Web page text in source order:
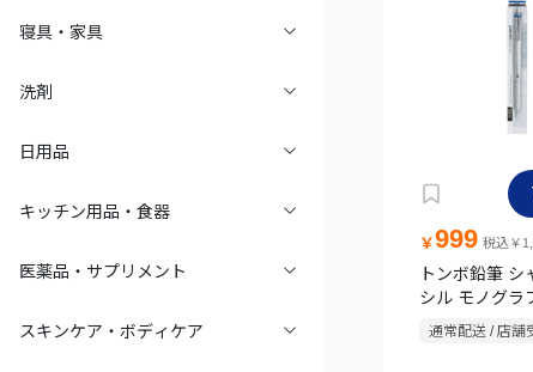
寝具・家具
洗剤
日用品
キッチン用品・食器
医薬品・サプリメント
スキンケア・ボディケア
￥999 税込￥
トンボ鉛筆 シ
シル モノグラ
0.3mm シルバ
通常配送 / 店舗